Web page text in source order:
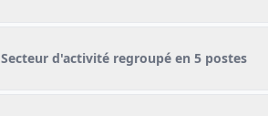
Secteur d'activité regroupé en 5 postes